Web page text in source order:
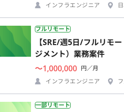
インフラエンジニア
フルリモート
【SRE/週5日/フルリモ
ジメント）業務案件
〜1,000,000 円／月
インフラエンジニア
一部リモート